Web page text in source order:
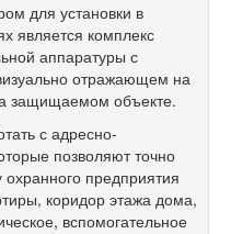
для установки в
является комплекс
аппаратуры с
отражающем на
защищаемом объекте.
с адресно-
позволяют точно
охранного предприятия
коридор этажа дома,
вспомогательное